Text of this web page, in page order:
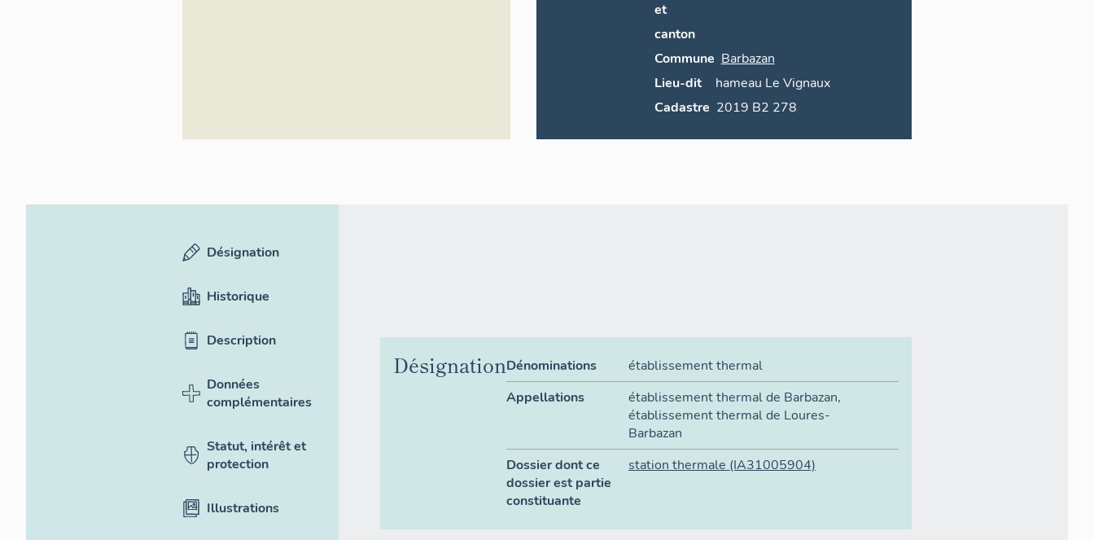
et
canton
Commune Barbazan
Lieu-dit
hameau Le Vignaux
Cadastre
2019 B2 278
Désignation
Historique
Description
Données
complémentaires
Statut, intérêt et
protection
Illustrations
DésignationDénominations
établissement thermal
Appellations
établissement thermal de Barbazan,
établissement thermal de Loures-
Barbazan
Dossier dont ce
dossier est partie
constituante
station thermale(IA31005904)